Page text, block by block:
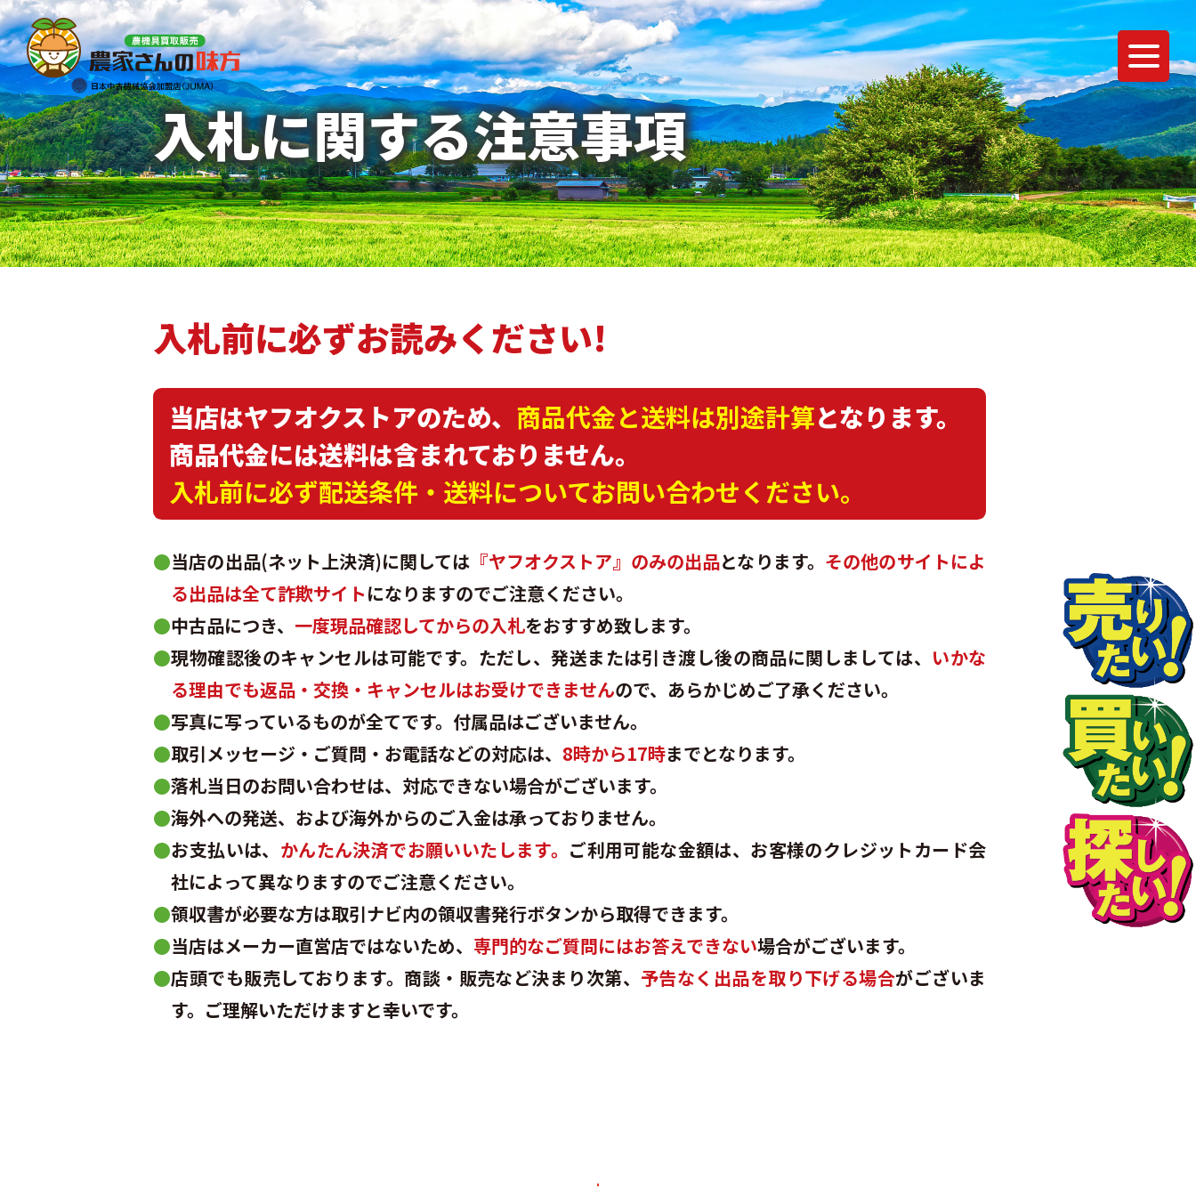
入札に関する注意事項
入札前に必ずお読みください!
当店はヤフオクストアのため、 商品代金と送料は別途計算となります。
商品代金には送料は含まれておりません。
入札前に必ず配送条件・送料についてお問い合わせください。
●当店の出品(ネット上決済)に関しては 『ヤフオクストア』のみの出品となります。 その他のサイトによ
る出品は全て詐欺サイトになりますのでご注意ください。
●中古品につき、 一度現品確認してからの入札をおすすめ致します。
●現物確認後のキャンセルは可能です。ただし、発送または引き渡し後の商品に関しましては、 いかな
る理由でも返品・交換・キャンセルはお受けできませんので、あらかじめご了承ください。
●写真に写っているものが全てです。付属品はございません。
●取引メッセージ・ご質問・お電話などの対応は、 8時から17時までとなります。
●落札当日のお問い合わせは、対応できない場合がございます。
●海外への発送、および海外からのご入金は承っておりません。
●お支払いは、 かんたん決済でお願いいたします。 ご利用可能な金額は、お客様のクレジットカード会
社によって異なりますのでご注意ください。
●領収書が必要な方は取引ナビ内の領収書発行ボタンから取得できます。
●当店はメーカー直営店ではないため、 専門的なご質問にはお答えできない場合がございます。
●店頭でも販売しております。商談・販売など決まり次第、 予告なく出品を取り下げる場合がございま
す。ご理解いただけますと幸いです。